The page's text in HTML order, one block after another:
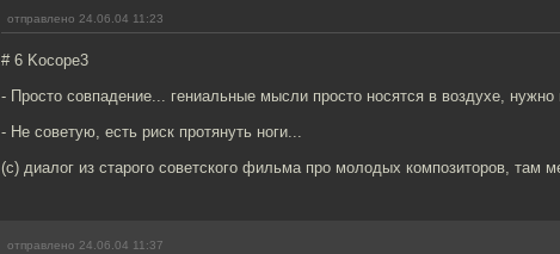
отправлено 24.06.04 11:23
# 6 Kocope3
- Просто совпадение... гениальные мысли просто носятся в воздухе, нужно
- Не советую, есть риск протянуть ноги...
(с) диалог из старого советского фильма про молодых композиторов, там
отправлено 24.06.04 11:37